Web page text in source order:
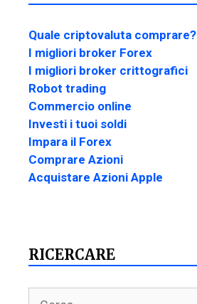
Quale criptovaluta comprare?
I migliori broker Forex
I migliori broker crittografici
Robot trading
Commercio online
Investi i tuoi soldi
Impara il Forex
Comprare Azioni
Acquistare Azioni Apple
RICERCARE